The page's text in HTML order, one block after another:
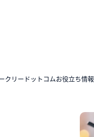
クリードットコムお役立ち情報